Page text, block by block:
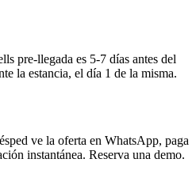
pre-llegada es 5-7 días antes del
la estancia, el día 1 de la misma.
ve la oferta en WhatsApp, paga
instantánea. Reserva una demo.